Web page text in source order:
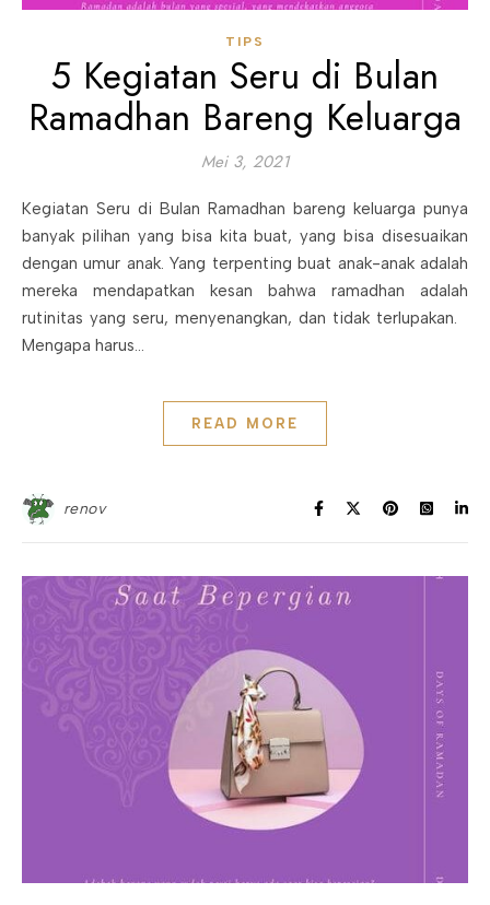
TIPS
5 Kegiatan Seru di Bulan
Ramadhan Bareng Keluarga
Mei 3, 2021
Kegiatan Seru di Bulan Ramadhan bareng keluarga punya
banyak pilihan yang bisa kita buat, yang bisa disesuaikan
dengan umur anak. Yang terpenting buat anak-anak adalah
mereka mendapatkan kesan bahwa ramadhan adalah
rutinitas yang seru, menyenangkan, dan tidak terlupakan.
Mengapa harus…
READ MORE
renov